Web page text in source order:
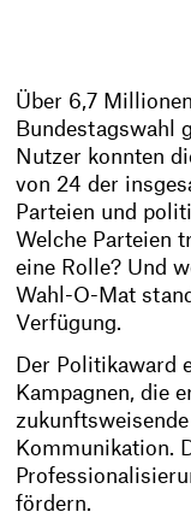
Über 6,7
Bundestagswahl
Nutzer konnten
von 24 der
Parteien und
Welche Parteien
eine Rolle? Und
Wahl-O-Mat
Verfügung.
Der Politikaward
Kampagnen, die
Kommunikation.
fördern.